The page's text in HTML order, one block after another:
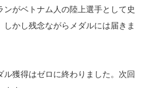
がベトナム人の陸上選手として史
しかし残念ながらメダルには届きま
獲得はゼロに終わりました。次回